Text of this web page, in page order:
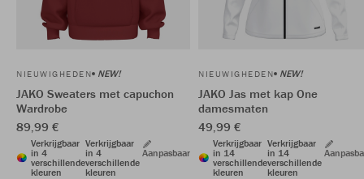
NIEUWIGHEDEN NEW!
JAKO Sweaters met capuchon
Wardrobe
89,99 €
Verkrijgbaar
in 4
verschillende
kleuren
Verkrijgbaar
in 4
verschillende
kleuren
Aanpasbaar
NIEUWIGHEDEN NEW!
JAKO Jas met kap One
damesmaten
49,99 €
Verkrijgbaar
in 14
verschillende
kleuren
Verkrijgbaar
in 14
verschillende
kleuren